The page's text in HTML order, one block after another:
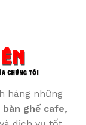
hàng những
bàn ghế cafe,